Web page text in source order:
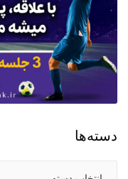
دسته‌ها